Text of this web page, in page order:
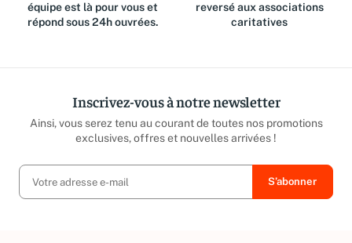
équipe est là pour vous et
répond sous 24h ouvrées.
reversé aux associations
caritatives
Inscrivez-vous à notre newsletter
Ainsi, vous serez tenu au courant de toutes nos promotions
exclusives, offres et nouvelles arrivées !